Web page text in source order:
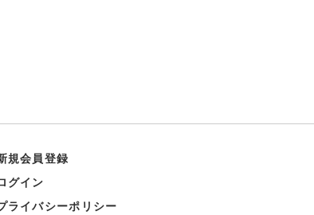
規会員登録
グイン
ライバシーポリシー